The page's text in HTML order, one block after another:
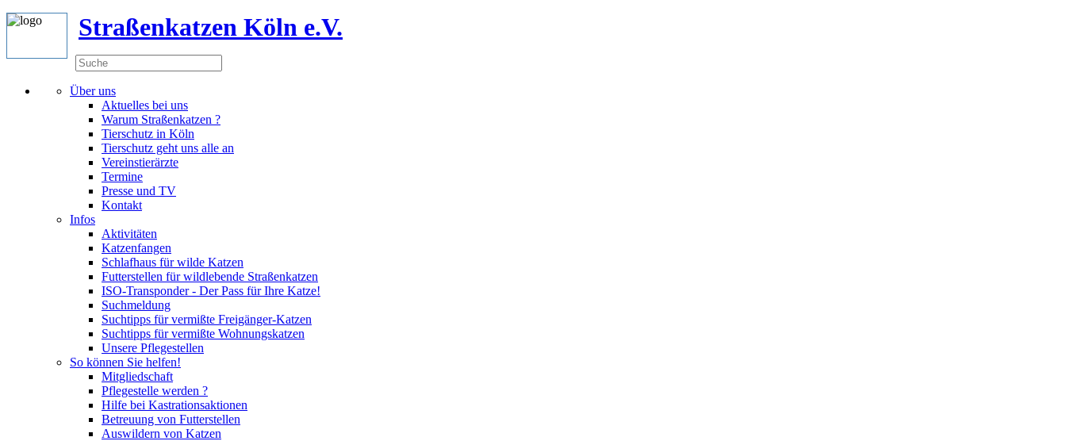
Straßenkatzen Köln e.V.
Über uns
Aktuelles bei uns
Warum Straßenkatzen ?
Tierschutz in Köln
Tierschutz geht uns alle an
Vereinstierärzte
Termine
Presse und TV
Kontakt
Infos
Aktivitäten
Katzenfangen
Schlafhaus für wilde Katzen
Futterstellen für wildlebende Straßenkatzen
ISO-Transponder - Der Pass für Ihre Katze!
Suchmeldung
Suchtipps für vermißte Freigänger-Katzen
Suchtipps für vermißte Wohnungskatzen
Unsere Pflegestellen
So können Sie helfen!
Mitgliedschaft
Pflegestelle werden ?
Hilfe bei Kastrationsaktionen
Betreuung von Futterstellen
Auswildern von Katzen